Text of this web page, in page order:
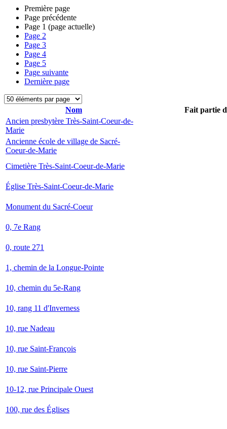
Première page
Page précédente
Page 1 (page actuelle)
Page 2
Page 3
Page 4
Page 5
Page suivante
Dernière page
Nom
Fait partie
Ancien presbytère Très-Saint-Coeur-de-
Marie
Ancienne école de village de Sacré-
Coeur-de-Marie
Cimetière Très-Saint-Coeur-de-Marie
Église Très-Saint-Coeur-de-Marie
Monument du Sacré-Coeur
0, 7e Rang
0, route 271
1, chemin de la Longue-Pointe
10, chemin du 5e-Rang
10, rang 11 d'Inverness
10, rue Nadeau
10, rue Saint-François
10, rue Saint-Pierre
10-12, rue Principale Ouest
100, rue des Églises